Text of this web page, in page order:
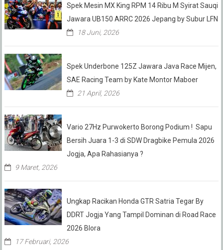
Spek Mesin MX King RPM 14 Ribu M Syirat Sauqi
Jawara UB150 ARRC 2026 Jepang by Subur LFN
18 Juni, 2026
Spek Underbone 125Z Jawara Java Race Mijen,
SAE Racing Team by Kate Montor Maboer
21 April, 2026
Vario 27Hz Purwokerto Borong Podium ! Sapu
Bersih Juara 1-3 di SDW Dragbike Pemula 2026
Jogja, Apa Rahasianya ?
9 Maret, 2026
Ungkap Racikan Honda GTR Satria Tegar By
DDRT Jogja Yang Tampil Dominan di Road Race
2026 Blora
17 Februari, 2026